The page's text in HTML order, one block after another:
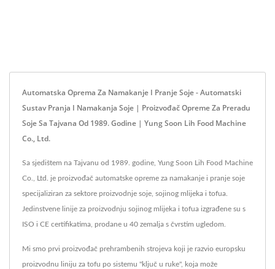
Automatska Oprema Za Namakanje I Pranje Soje - Automatski
Sustav Pranja I Namakanja Soje | Proizvođač Opreme Za Preradu
Soje Sa Tajvana Od 1989. Godine | Yung Soon Lih Food Machine
Co., Ltd.
Sa sjedištem na Tajvanu od 1989. godine, Yung Soon Lih Food Machine
Co., Ltd. je proizvođač automatske opreme za namakanje i pranje soje
specijaliziran za sektore proizvodnje soje, sojinog mlijeka i tofua.
Jedinstvene linije za proizvodnju sojinog mlijeka i tofua izgrađene su s
ISO i CE certifikatima, prodane u 40 zemalja s čvrstim ugledom.
Mi smo prvi proizvođač prehrambenih strojeva koji je razvio europsku
proizvodnu liniju za tofu po sistemu "ključ u ruke", koja može